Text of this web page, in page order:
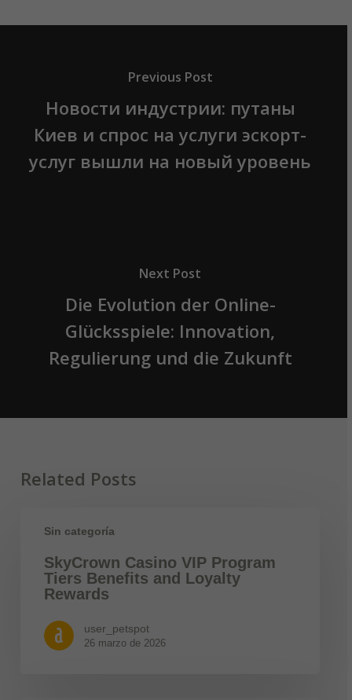
Previous Post
Новости индустрии: путаны
Киев и спрос на услуги эскорт-
услуг вышли на новый уровень
Next Post
Die Evolution der Online-
Glücksspiele: Innovation,
Regulierung und die Zukunft
Related Posts
Sin categoría
SkyCrown Casino VIP Program
Tiers Benefits and Loyalty
Rewards
user_petspot
26 marzo de 2026